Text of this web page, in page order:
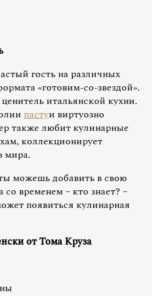
гость на различных
«готовим-со-звездой».
итальянской кухни.
пастуи виртуозно
также любит кулинарные
коллекционирует
мира.
можешь добавить в свою
временем – кто знает? –
появиться кулинарная
от Тома Круза